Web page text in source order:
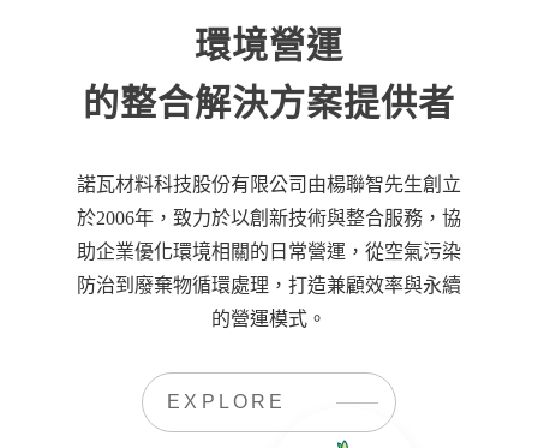
環境營運
的整合解決方案提供者
諾瓦材料科技股份有限公司由楊聯智先生創立
於2006年，致力於以創新技術與整合服務，協
助企業優化環境相關的日常營運，從空氣污染
防治到廢棄物循環處理，打造兼顧效率與永續
的營運模式。
EXPLORE